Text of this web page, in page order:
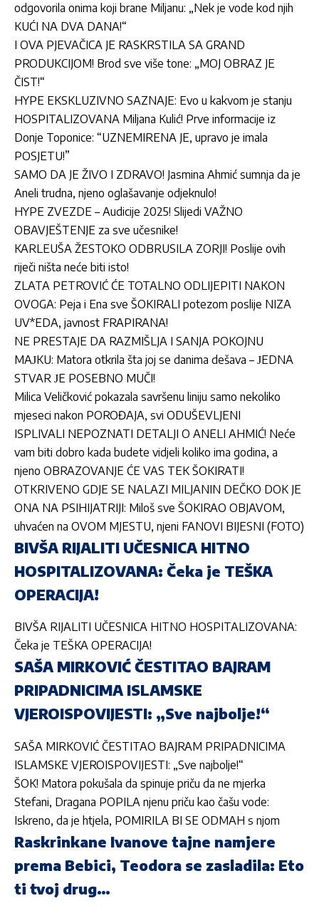
odgovorila onima koji brane Miljanu: „Nek je vode kod njih
KUĆI NA DVA DANA!“
I OVA PJEVAČICA JE RASKRSTILA SA GRAND
PRODUKCIJOM! Brod sve više tone: „MOJ OBRAZ JE
ČIST!“
HYPE EKSKLUZIVNO SAZNAJE: Evo u kakvom je stanju
HOSPITALIZOVANA Miljana Kulić! Prve informacije iz
Donje Toponice: “UZNEMIRENA JE, upravo je imala
POSJETU!”
SAMO DA JE ŽIVO I ZDRAVO! Jasmina Ahmić sumnja da je
Aneli trudna, njeno oglašavanje odjeknulo!
HYPE ZVEZDE – Audicije 2025! Slijedi VAŽNO
OBAVJEŠTENJE za sve učesnike!
KARLEUŠA ŽESTOKO ODBRUSILA ZORJI! Poslije ovih
riječi ništa neće biti isto!
ZLATA PETROVIĆ ĆE TOTALNO ODLIJEPITI NAKON
OVOGA: Peja i Ena sve ŠOKIRALI potezom poslije NIZA
UV*EDA, javnost FRAPIRANA!
NE PRESTAJE DA RAZMIŠLJA I SANJA POKOJNU
MAЈKU: Matora otkrila šta joj se danima dešava – ЈEDNA
STVAR ЈE POSEBNO MUČI!
Milica Veličković pokazala savršenu liniju samo nekoliko
mjeseci nakon POROĐAJA, svi ODUŠEVLJENI
ISPLIVALI NEPOZNATI DETALJI O ANELI AHMIĆ! Neće
vam biti dobro kada budete vidjeli koliko ima godina, a
njeno OBRAZOVANJE ĆE VAS TEK ŠOKIRATI!
OTKRIVENO GDJE SE NALAZI MILJANIN DEČKO DOK JE
ONA NA PSIHIJATRIJI: Miloš sve ŠOKIRAO OBJAVOM,
uhvaćen na OVOM MJESTU, njeni FANOVI BIJESNI (FOTO)
BIVŠA RIJALITI UČESNICA HITNO
HOSPITALIZOVANA: Čeka je TEŠKA
OPERACIJA!
BIVŠA RIJALITI UČESNICA HITNO HOSPITALIZOVANA:
Čeka je TEŠKA OPERACIJA!
SAŠA MIRKOVIĆ ČESTITAO BAJRAM
PRIPADNICIMA ISLAMSKE
VJEROISPOVIJESTI: „Sve najbolje!“
SAŠA MIRKOVIĆ ČESTITAO BAJRAM PRIPADNICIMA
ISLAMSKE VJEROISPOVIJESTI: „Sve najbolje!“
ŠOK! Matora pokušala da spinuje priču da ne mjerka
Stefani, Dragana POPILA njenu priču kao čašu vode:
Iskreno, da je htjela, POMIRILA BI SE ODMAH s njom
Raskrinkane Ivanove tajne namjere
prema Bebici, Teodora se zasladila: Eto
ti tvoj drug…